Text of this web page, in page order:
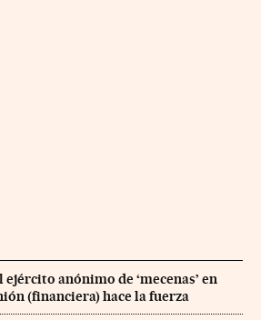
anónimo de ‘mecenas’ en
(financiera) hace la fuerza